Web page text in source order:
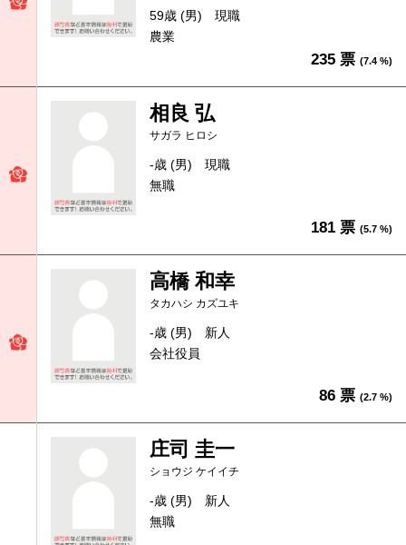
59歳 (男)
現職
農業
235 票 (7.4 %)
相良 弘
サガラ ヒロシ
-歳 (男)
現職
無職
181 票 (5.7 %)
高橋 和幸
タカハシ カズユキ
-歳 (男)
新人
会社役員
86 票 (2.7 %)
庄司 圭一
ショウジ ケイイチ
-歳 (男)
新人
無職